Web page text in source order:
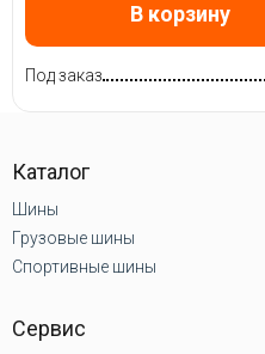
В корзину
Под заказ
Каталог
Шины
Грузовые шины
Спортивные шины
Сервис